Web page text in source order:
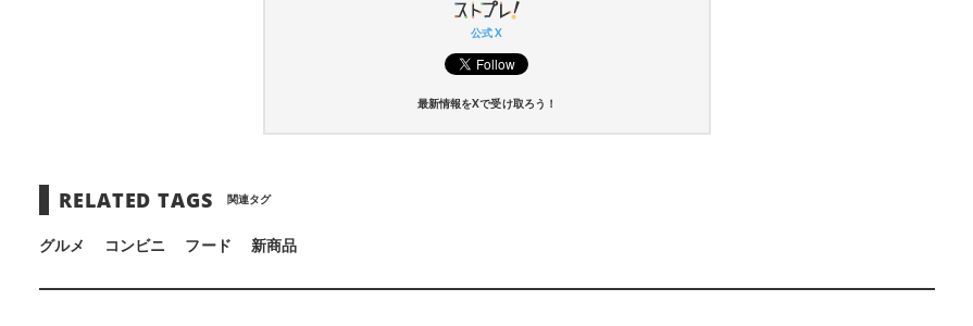
公式 X
最新情報をXで受け取ろう！
RELATED TAGS 関連タグ
グルメ コンビニ フード 新商品